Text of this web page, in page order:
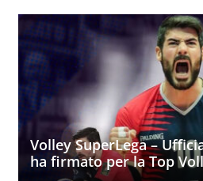
Volley SuperLega –
ha firmato per la Top